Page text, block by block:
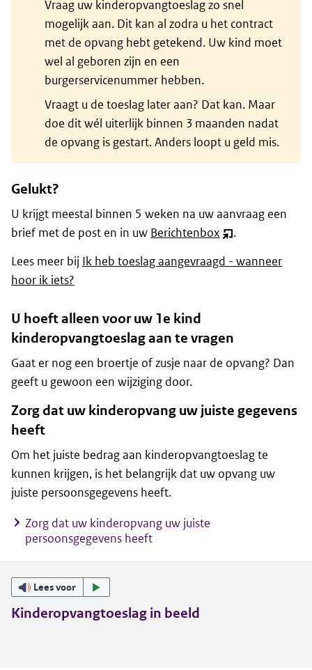
Vraag uw kinderopvangtoeslag zo snel
mogelijk aan. Dit kan al zodra u het contract
met de opvang hebt getekend. Uw kind moet
wel al geboren zijn en een
burgerservicenummer hebben.
Vraagt u de toeslag later aan? Dat kan. Maar
doe dit wél uiterlijk binnen 3 maanden nadat
de opvang is gestart. Anders loopt u geld mis.
Gelukt?
U krijgt meestal binnen 5 weken na uw aanvraag een
brief met de post en in uw Berichtenbox (opent
nieuw
.
Lees meer bij Ik heb toeslag aangevraagd - wanneer
hoor ik iets?
U hoeft alleen voor uw 1e kind
kinderopvangtoeslag aan te vragen
Gaat er nog een broertje of zusje naar de opvang? Dan
geeft u gewoon een wijziging door.
Zorg dat uw kinderopvang uw juiste gegevens
heeft
Om het juiste bedrag aan kinderopvangtoeslag te
kunnen krijgen, is het belangrijk dat uw opvang uw
juiste persoonsgegevens heeft.
Zorg dat uw kinderopvang uw juiste
persoonsgegevens heeft
Lees voor
Kinderopvangtoeslag in beeld